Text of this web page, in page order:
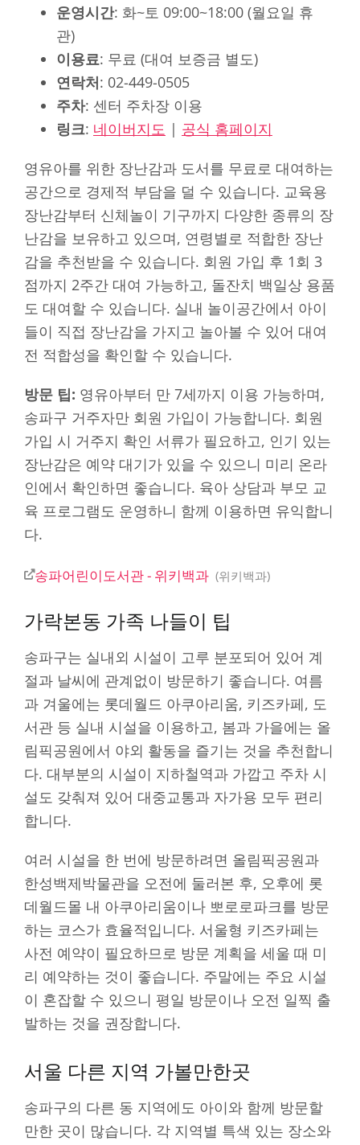
운영시간: 화~토 09:00~18:00 (월요일 휴
관)
이용료: 무료 (대여 보증금 별도)
연락처: 02-449-0505
주차: 센터 주차장 이용
링크: 네이버지도 | 공식 홈페이지
영유아를 위한 장난감과 도서를 무료로 대여하는
공간으로 경제적 부담을 덜 수 있습니다. 교육용
장난감부터 신체놀이 기구까지 다양한 종류의 장
난감을 보유하고 있으며, 연령별로 적합한 장난
감을 추천받을 수 있습니다. 회원 가입 후 1회 3
점까지 2주간 대여 가능하고, 돌잔치 백일상 용품
도 대여할 수 있습니다. 실내 놀이공간에서 아이
들이 직접 장난감을 가지고 놀아볼 수 있어 대여
전 적합성을 확인할 수 있습니다.
방문 팁: 영유아부터 만 7세까지 이용 가능하며,
송파구 거주자만 회원 가입이 가능합니다. 회원
가입 시 거주지 확인 서류가 필요하고, 인기 있는
장난감은 예약 대기가 있을 수 있으니 미리 온라
인에서 확인하면 좋습니다. 육아 상담과 부모 교
육 프로그램도 운영하니 함께 이용하면 유익합니
다.
송파어린이도서관 - 위키백과 위키백과
가락본동 가족 나들이 팁
송파구는 실내외 시설이 고루 분포되어 있어 계
절과 날씨에 관계없이 방문하기 좋습니다. 여름
과 겨울에는 롯데월드 아쿠아리움, 키즈카페, 도
서관 등 실내 시설을 이용하고, 봄과 가을에는 올
림픽공원에서 야외 활동을 즐기는 것을 추천합니
다. 대부분의 시설이 지하철역과 가깝고 주차 시
설도 갖춰져 있어 대중교통과 자가용 모두 편리
합니다.
여러 시설을 한 번에 방문하려면 올림픽공원과
한성백제박물관을 오전에 둘러본 후, 오후에 롯
데월드몰 내 아쿠아리움이나 뽀로로파크를 방문
하는 코스가 효율적입니다. 서울형 키즈카페는
사전 예약이 필요하므로 방문 계획을 세울 때 미
리 예약하는 것이 좋습니다. 주말에는 주요 시설
이 혼잡할 수 있으니 평일 방문이나 오전 일찍 출
발하는 것을 권장합니다.
서울 다른 지역 가볼만한곳
송파구의 다른 동 지역에도 아이와 함께 방문할
만한 곳이 많습니다. 각 지역별 특색 있는 장소와